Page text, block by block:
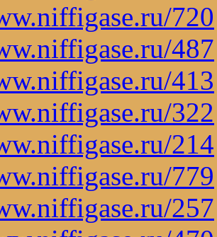
720
487
413
322
214
779
257